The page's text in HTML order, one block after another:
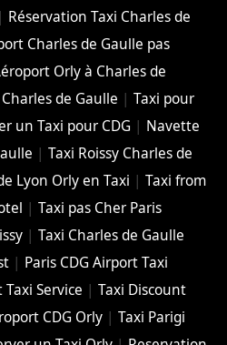
| Réservation Taxi Charles de
Charles de Gaulle pas
Orly à Charles de
de Gaulle |Taxi pour
un Taxi pour CDG | Navette
|Taxi Roissy Charles de
Lyon Orly en Taxi | Taxi from
| Taxi pas Cher Paris
|Taxi Charles de Gaulle
| Paris CDG Airport Taxi
Service |Taxi Discount
CDG Orly |Taxi Parigi